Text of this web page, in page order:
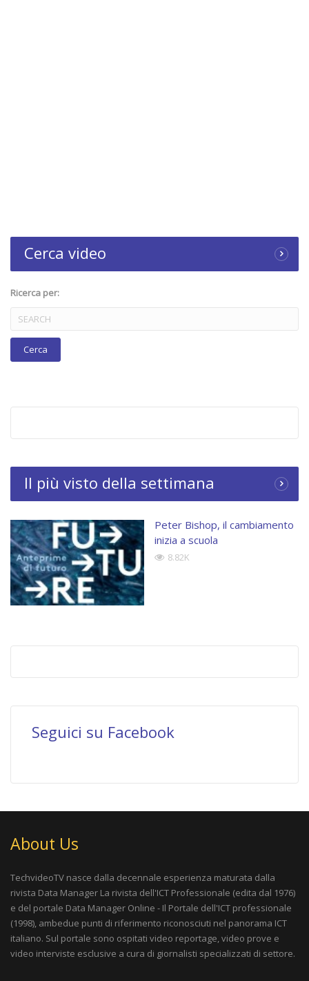
Cerca video
Ricerca per:
Il più visto della settimana
Peter Bishop, il cambiamento
inizia a scuola
8.82K
Seguici su Facebook
About Us
TechvideoTV nasce dalla decennale esperienza maturata dalla
rivista Data Manager La rivista dell'ICT Professionale (edita dal 1976)
e del portale Data Manager Online - Il Portale dell'ICT professionale
(1998), ambedue punti di riferimento riconosciuti nel panorama ICT
italiano. Sul portale sono ospitati video reportage, video prove e
video interviste esclusive a cura di giornalisti specializzati di settore.